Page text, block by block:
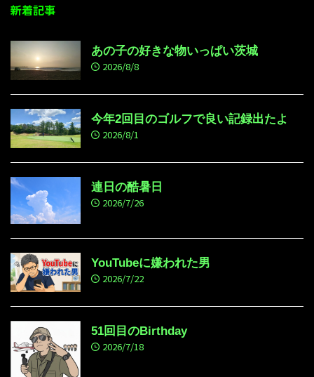
新着記事
あの子の好きな物いっぱい茨城
2026/8/8
今年2回目のゴルフで良い記録出たよ
2026/8/1
連日の酷暑日
2026/7/26
YouTubeに嫌われた男
2026/7/22
51回目のBirthday
2026/7/18